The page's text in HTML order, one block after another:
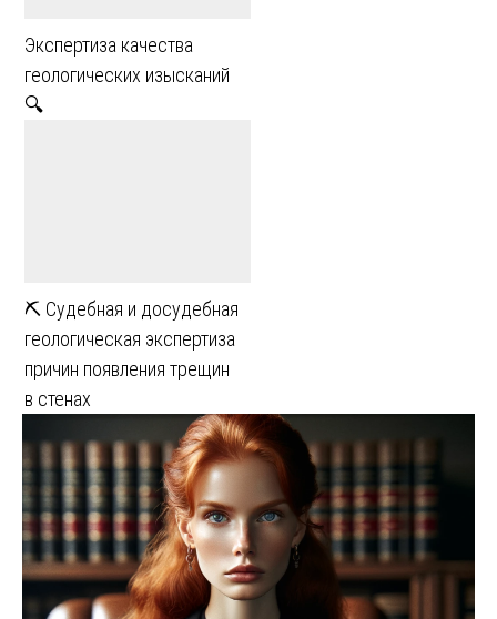
Экспертиза качества
геологических изысканий
🔍
⛏ Судебная и досудебная
геологическая экспертиза
причин появления трещин
в стенах